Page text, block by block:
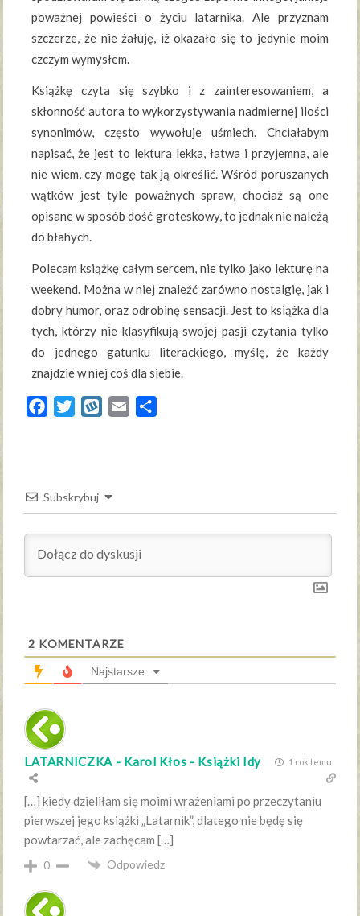
poważnej powieści o życiu latarnika. Ale przyznam
szczerze, że nie żałuję, iż okazało się to jedynie moim
czczym wymysłem.
Książkę czyta się szybko i z zainteresowaniem, a
skłonność autora to wykorzystywania nadmiernej ilości
synonimów, często wywołuje uśmiech. Chciałabym
napisać, że jest to lektura lekka, łatwa i przyjemna, ale
nie wiem, czy mogę tak ją określić. Wśród poruszanych
wątków jest tyle poważnych spraw, chociaż są one
opisane w sposób dość groteskowy, to jednak nie należą
do błahych.
Polecam książkę całym sercem, nie tylko jako lekturę na
weekend. Można w niej znaleźć zarówno nostalgię, jak i
dobry humor, oraz odrobinę sensacji. Jest to książka dla
tych, którzy nie klasyfikują swojej pasji czytania tylko
do jednego gatunku literackiego, myślę, że każdy
znajdzie w niej coś dla siebie.
FacebookTwitterWykopEmail
Subskrybuj
2 KOMENTARZE
Najstarsze
LATARNICZKA - Karol Kłos - Książki Idy 1 rok temu
[…] kiedy dzieliłam się moimi wrażeniami po przeczytaniu
pierwszej jego książki „Latarnik”, dlatego nie będę się
powtarzać, ale zachęcam […]
0 Odpowiedz